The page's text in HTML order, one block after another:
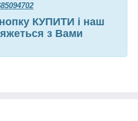
КУПИТИ і наш
з Вами